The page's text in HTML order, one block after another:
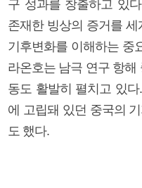
구 성과를 창출하고 있
존재한 빙상의 증거를
기후변화를 이해하는 중
라온호는 남극 연구 항
동도 활발히 펼치고 있
에 고립돼 있던 중국의
도 했다.